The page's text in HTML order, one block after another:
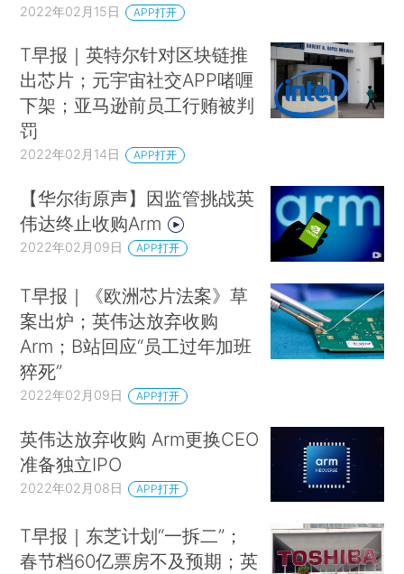
2022年02月15日 APP打开
T早报｜英特尔针对区块链推
出芯片；元宇宙社交APP啫喱
下架；亚马逊前员工行贿被判
罚
2022年02月14日 APP打开
【华尔街原声】因监管挑战英
伟达终止收购Arm
2022年02月09日 APP打开
T早报｜《欧洲芯片法案》草
案出炉；英伟达放弃收购
Arm；B站回应“员工过年加班
猝死”
2022年02月09日 APP打开
英伟达放弃收购 Arm更换CEO
准备独立IPO
2022年02月08日 APP打开
T早报｜东芝计划“一拆二”；
春节档60亿票房不及预期；英